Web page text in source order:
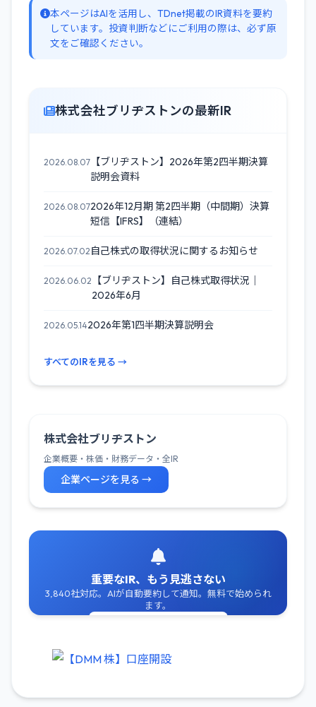
本ページはAIを活用し、TDnet掲載のIR資料を要約
しています。投資判断などにご利用の際は、必ず原
文をご確認ください。
株式会社ブリヂストンの最新IR
2026.08.07 【ブリヂストン】2026年第2四半期決算
説明会資料
2026.08.072026年12月期 第2四半期（中間期）決算
短信【IFRS】（連結）
2026.07.02 自己株式の取得状況に関するお知らせ
2026.06.02
【ブリヂストン】自己株式取得状況｜
2026年6月
2026.05.142026年第1四半期決算説明会
すべてのIRを見る →
株式会社ブリヂストン
企業概要・株価・財務データ・全IR
企業ページを見る →
重要なIR、もう見逃さない
3,840社対応。AIが自動要約して通知。無料で始められ
ます。